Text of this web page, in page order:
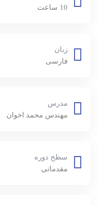
10 ساعت
زبان
فارسی
مدرس
مهندس محمد اخوان
سطح دوره
مقدماتی